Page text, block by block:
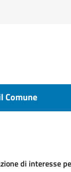
Comune
di interesse